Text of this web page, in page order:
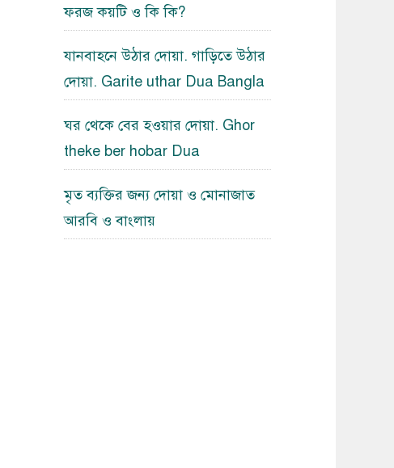
ফরজ কয়টি ও কি কি?
যানবাহনে উঠার দোয়া. গাড়িতে উঠার
দোয়া. Garite uthar Dua Bangla
ঘর থেকে বের হওয়ার দোয়া. Ghor
theke ber hobar Dua
মৃত ব্যক্তির জন্য দোয়া ও মোনাজাত
আরবি ও বাংলায়